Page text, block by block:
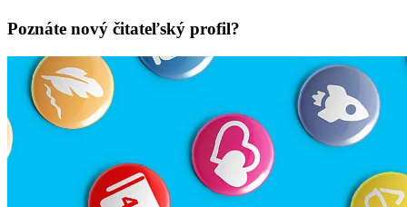
Poznáte nový čitateľský profil?